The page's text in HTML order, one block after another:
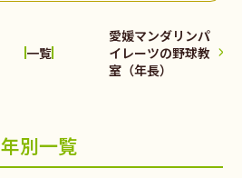
一覧
愛媛マンダリンパ
イレーツの野球教
室（年長）
年別一覧